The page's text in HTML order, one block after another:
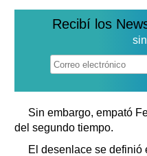
Recibí los
Sin embargo, empató
del segundo tiempo.
El desenlace se definió